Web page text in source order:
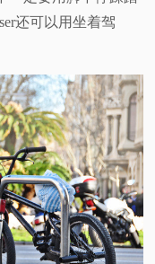
还可以用坐着驾